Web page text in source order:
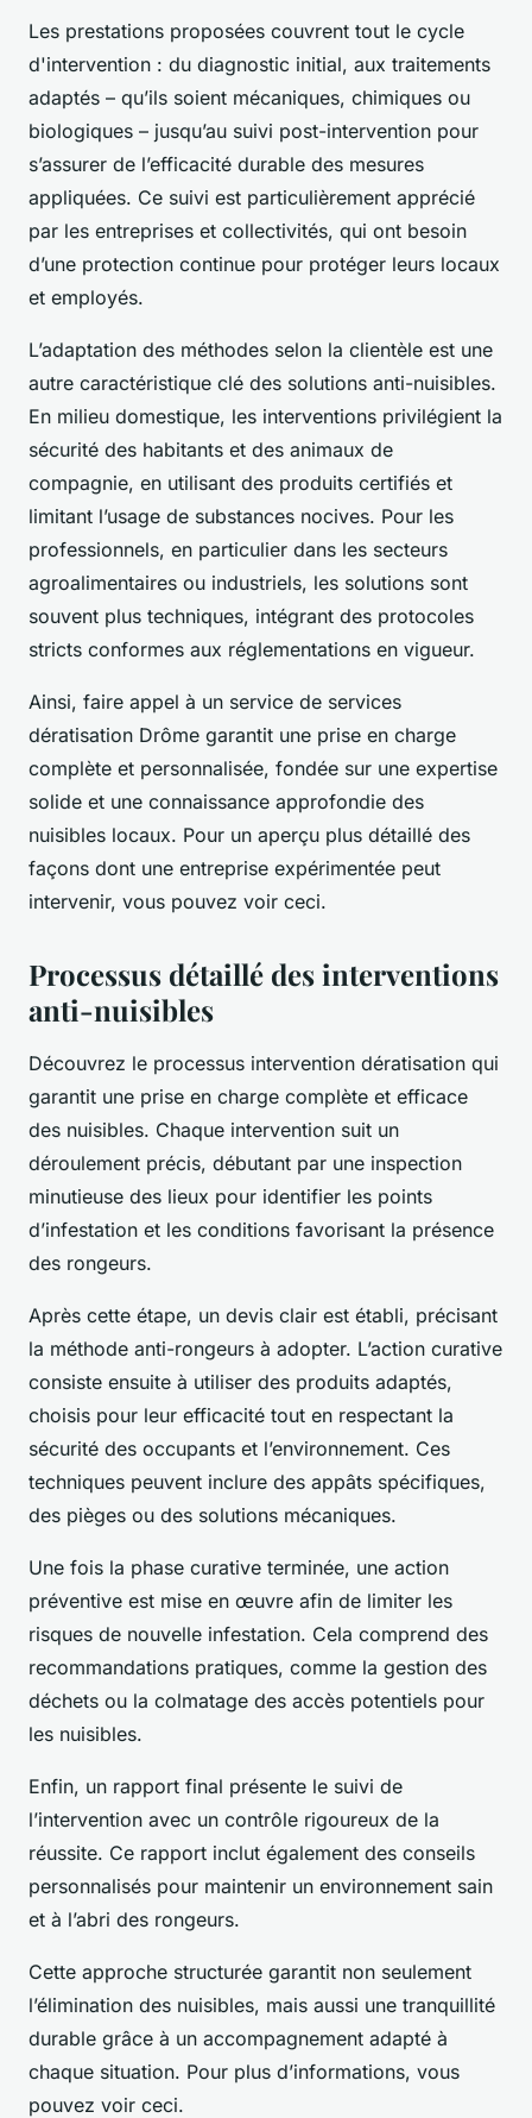
Les prestations proposées couvrent tout le cycle
d'intervention : du diagnostic initial, aux traitements
adaptés – qu’ils soient mécaniques, chimiques ou
biologiques – jusqu’au suivi post-intervention pour
s’assurer de l’efficacité durable des mesures
appliquées. Ce suivi est particulièrement apprécié
par les entreprises et collectivités, qui ont besoin
d’une protection continue pour protéger leurs locaux
et employés.
L’adaptation des méthodes selon la clientèle est une
autre caractéristique clé des solutions anti-nuisibles.
En milieu domestique, les interventions privilégient la
sécurité des habitants et des animaux de
compagnie, en utilisant des produits certifiés et
limitant l’usage de substances nocives. Pour les
professionnels, en particulier dans les secteurs
agroalimentaires ou industriels, les solutions sont
souvent plus techniques, intégrant des protocoles
stricts conformes aux réglementations en vigueur.
Ainsi, faire appel à un service de services
dératisation Drôme garantit une prise en charge
complète et personnalisée, fondée sur une expertise
solide et une connaissance approfondie des
nuisibles locaux. Pour un aperçu plus détaillé des
façons dont une entreprise expérimentée peut
intervenir, vous pouvez voir ceci.
Processus détaillé des interventions
anti-nuisibles
Découvrez le processus intervention dératisation qui
garantit une prise en charge complète et efficace
des nuisibles. Chaque intervention suit un
déroulement précis, débutant par une inspection
minutieuse des lieux pour identifier les points
d’infestation et les conditions favorisant la présence
des rongeurs.
Après cette étape, un devis clair est établi, précisant
la méthode anti-rongeurs à adopter. L’action curative
consiste ensuite à utiliser des produits adaptés,
choisis pour leur efficacité tout en respectant la
sécurité des occupants et l’environnement. Ces
techniques peuvent inclure des appâts spécifiques,
des pièges ou des solutions mécaniques.
Une fois la phase curative terminée, une action
préventive est mise en œuvre afin de limiter les
risques de nouvelle infestation. Cela comprend des
recommandations pratiques, comme la gestion des
déchets ou la colmatage des accès potentiels pour
les nuisibles.
Enfin, un rapport final présente le suivi de
l’intervention avec un contrôle rigoureux de la
réussite. Ce rapport inclut également des conseils
personnalisés pour maintenir un environnement sain
et à l’abri des rongeurs.
Cette approche structurée garantit non seulement
l’élimination des nuisibles, mais aussi une tranquillité
durable grâce à un accompagnement adapté à
chaque situation. Pour plus d’informations, vous
pouvez voir ceci.